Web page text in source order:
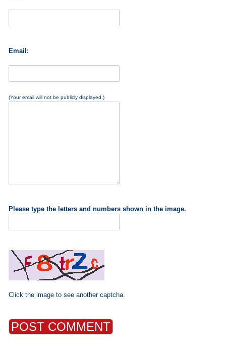
Email:
(Your email will not be publicly displayed.)
Please type the letters and numbers shown in the image.
Click the image to see another captcha.